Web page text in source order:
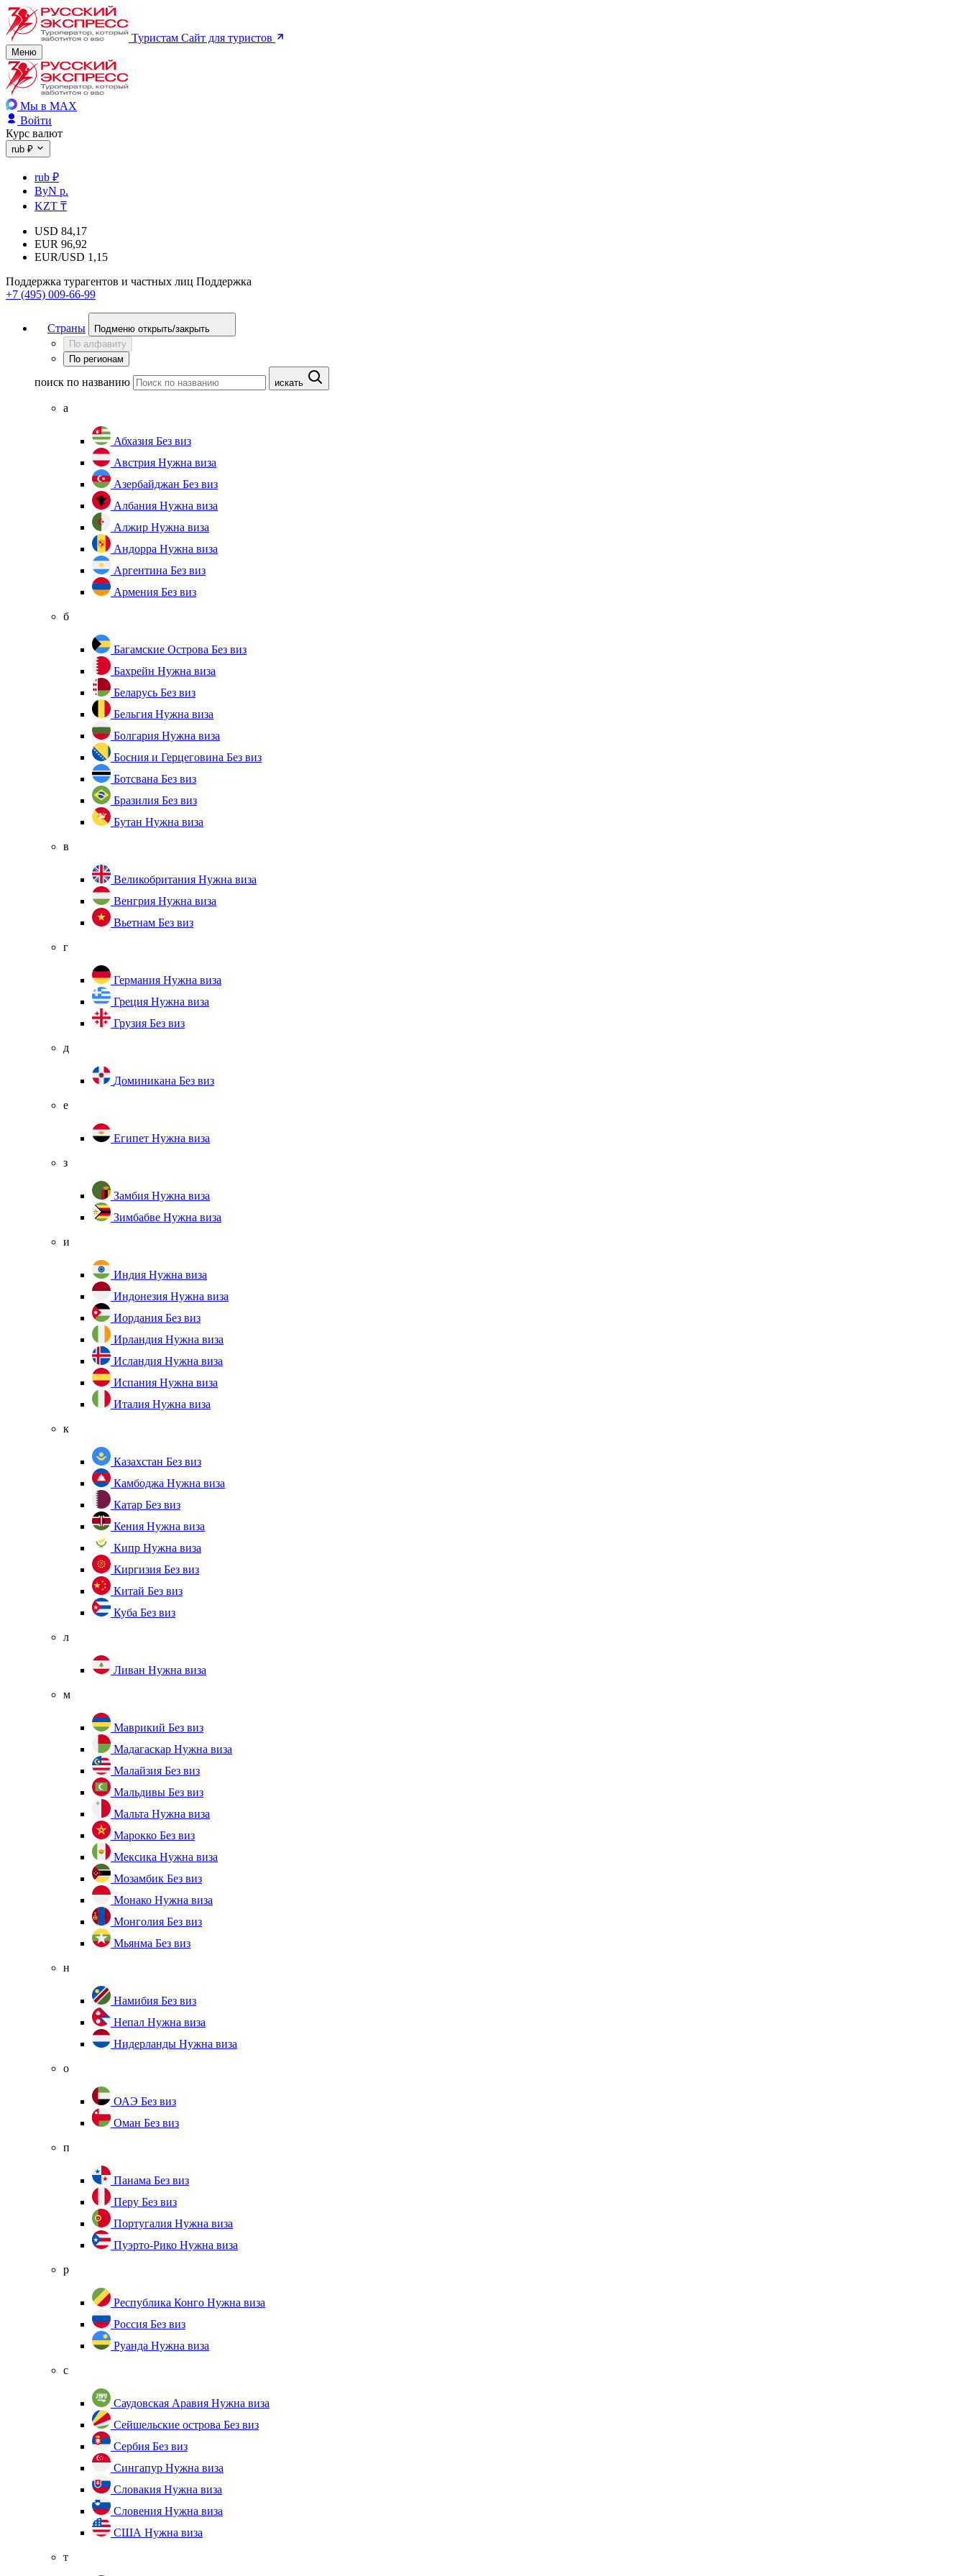
Туристам Сайт для туристов
Меню
Мы в MAX
Войти
Курс валют
rub ₽
rub ₽
ByN р.
KZT ₸
USD 84,17
EUR 96,92
EUR/USD 1,15
Поддержка турагентов и частных лиц Поддержка
+7 (495) 009-66-99
Страны
Подменю открыть/закрыть
По алфавиту
По регионам
поиск по названию искать
а
Абхазия Без виз
Австрия Нужна виза
Азербайджан Без виз
Албания Нужна виза
Алжир Нужна виза
Андорра Нужна виза
Аргентина Без виз
Армения Без виз
б
Багамские Острова Без виз
Бахрейн Нужна виза
Беларусь Без виз
Бельгия Нужна виза
Болгария Нужна виза
Босния и Герцеговина Без виз
Ботсвана Без виз
Бразилия Без виз
Бутан Нужна виза
в
Великобритания Нужна виза
Венгрия Нужна виза
Вьетнам Без виз
г
Германия Нужна виза
Греция Нужна виза
Грузия Без виз
д
Доминикана Без виз
е
Египет Нужна виза
з
Замбия Нужна виза
Зимбабве Нужна виза
и
Индия Нужна виза
Индонезия Нужна виза
Иордания Без виз
Ирландия Нужна виза
Исландия Нужна виза
Испания Нужна виза
Италия Нужна виза
к
Казахстан Без виз
Камбоджа Нужна виза
Катар Без виз
Кения Нужна виза
Кипр Нужна виза
Киргизия Без виз
Китай Без виз
Куба Без виз
л
Ливан Нужна виза
м
Маврикий Без виз
Мадагаскар Нужна виза
Малайзия Без виз
Мальдивы Без виз
Мальта Нужна виза
Марокко Без виз
Мексика Нужна виза
Мозамбик Без виз
Монако Нужна виза
Монголия Без виз
Мьянма Без виз
н
Намибия Без виз
Непал Нужна виза
Нидерланды Нужна виза
о
ОАЭ Без виз
Оман Без виз
п
Панама Без виз
Перу Без виз
Португалия Нужна виза
Пуэрто-Рико Нужна виза
р
Республика Конго Нужна виза
Россия Без виз
Руанда Нужна виза
с
Саудовская Аравия Нужна виза
Сейшельские острова Без виз
Сербия Без виз
Сингапур Нужна виза
Словакия Нужна виза
Словения Нужна виза
США Нужна виза
т